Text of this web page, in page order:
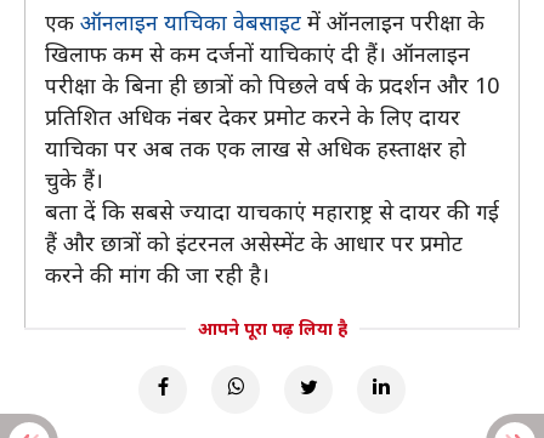
एक ऑनलाइन याचिका वेबसाइट में ऑनलाइन परीक्षा के
खिलाफ कम से कम दर्जनों याचिकाएं दी हैं। ऑनलाइन
परीक्षा के बिना ही छात्रों को पिछले वर्ष के प्रदर्शन और 10
प्रतिशित अधिक नंबर देकर प्रमोट करने के लिए दायर
याचिका पर अब तक एक लाख से अधिक हस्ताक्षर हो
चुके हैं।
बता दें कि सबसे ज्यादा याचकाएं महाराष्ट्र से दायर की गई
हैं और छात्रों को इंटरनल असेस्मेंट के आधार पर प्रमोट
करने की मांग की जा रही है।
आपने पूरा पढ़ लिया है